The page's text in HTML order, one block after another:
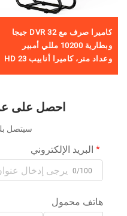
كاميرا صرف مع DVR 32 جيجا
وبطارية 10200 مللي أمبير
وعداد متر، كاميرا أنابيب HD 23
احصل على
سيتصل بك
البريد الإلكتروني
0/100
هاتف محمول